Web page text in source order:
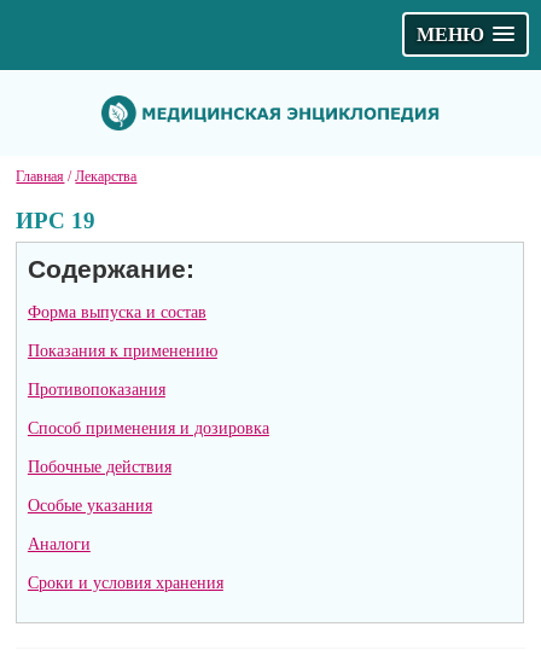
МЕНЮ
Главная /Лекарства
ИРС 19
Содержание:
Форма выпуска и состав
Показания к применению
Противопоказания
Способ применения и дозировка
Побочные действия
Особые указания
Аналоги
Сроки и условия хранения